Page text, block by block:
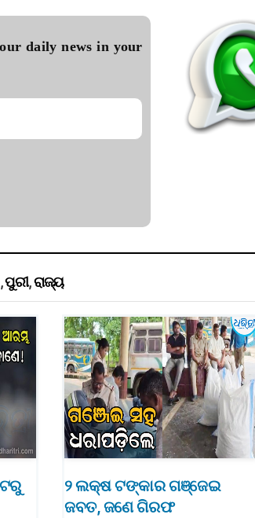
daily news in your
,ପୁରୀ,ରାଜ୍ୟ
୨ ଲକ୍ଷ ଟଙ୍କାର ଗଞ୍ଜେଇ
ଜବତ, ଜଣେ ଗିରଫ